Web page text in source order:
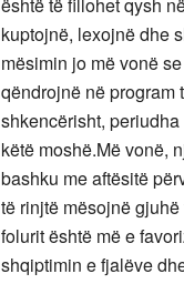
kuptojnë, lexojnë dhe
mësimin jo më vonë
qëndrojnë në program
shkencërisht,
këtë moshë.Më vonë,
bashku me aftësitë
të rinjtë mësojnë
folurit është më e
shqiptimin e fjalëve